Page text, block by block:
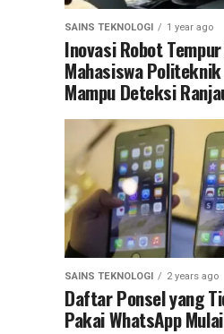
SAINS TEKNOLOGI 1 year ago
Inovasi Robot
Mahasiswa Politeknik
Mampu Deteksi
SAINS TEKNOLOGI 2 years ago
Daftar Ponsel yang
Pakai WhatsApp